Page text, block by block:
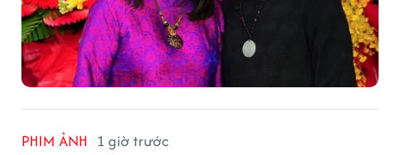
PHIM ẢNH 1 giờ trước